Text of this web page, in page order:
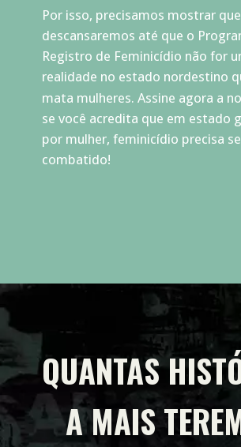
Por isso, precisamos mostrar
descansaremos até que o
Registro de Feminicídio não for
realidade no estado nordestino
mata mulheres. Assine agora a
se você acredita que em estado
por mulher, feminicídio precisa
combatido!
QUANTAS
A MAIS